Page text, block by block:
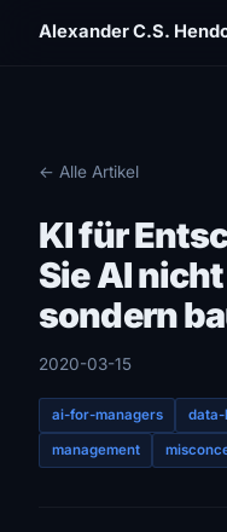
Alexander C.S.
← Alle Artikel
KI für
Sie AI
sondern
2020-03-15
ai-for-managers
management